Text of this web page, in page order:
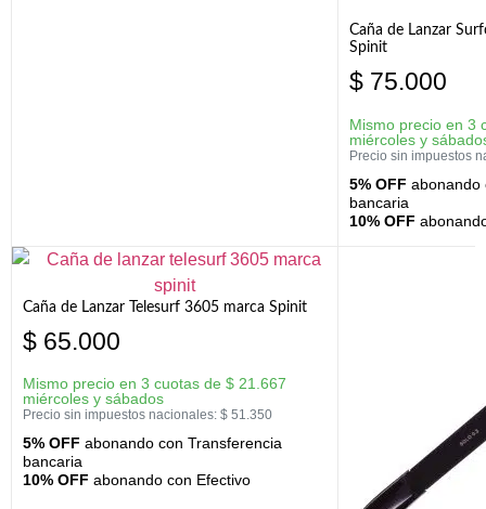
Caña de Lanzar
Spinit
$ 75.000
Mismo precio en 3
miércoles y
Precio sin impuestos
5% OFF abonando
bancaria
10% OFF
Caña de Lanzar Telesurf 3605 marca Spinit
$ 65.000
Mismo precio en 3 cuotas de $ 21.667
miércoles y sábados
Precio sin impuestos nacionales: $ 51.350
5% OFF abonando con Transferencia
bancaria
10% OFF abonando con Efectivo